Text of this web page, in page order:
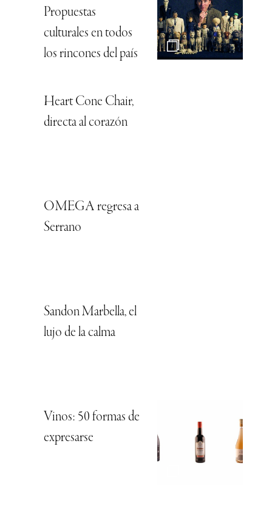
Propuestas
culturales en todos
los rincones del país
Heart Cone Chair,
directa al corazón
OMEGA regresa a
Serrano
Sandon Marbella, el
lujo de la calma
Vinos: 50 formas de
expresarse